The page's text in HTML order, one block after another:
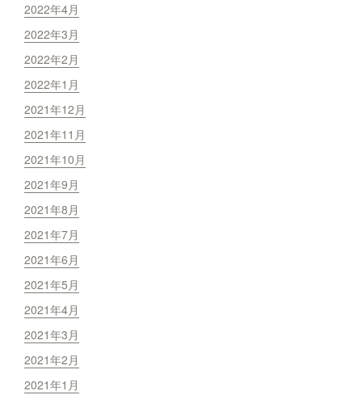
2022年4月
2022年3月
2022年2月
2022年1月
2021年12月
2021年11月
2021年10月
2021年9月
2021年8月
2021年7月
2021年6月
2021年5月
2021年4月
2021年3月
2021年2月
2021年1月